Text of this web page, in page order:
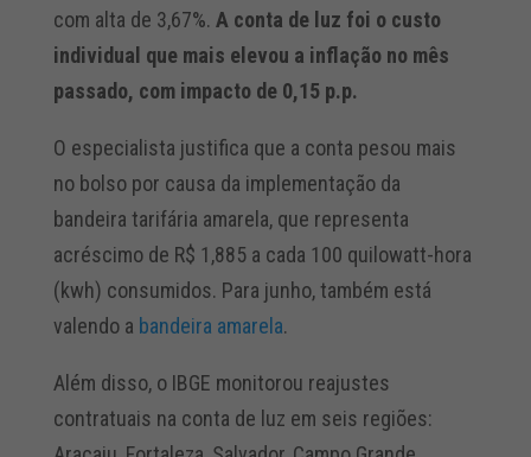
com alta de 3,67%. A conta de luz foi o custo
individual que mais elevou a inflação no mês
passado, com impacto de 0,15 p.p.
O especialista justifica que a conta pesou mais
no bolso por causa da implementação da
bandeira tarifária amarela, que representa
acréscimo de R$ 1,885 a cada 100 quilowatt-hora
(kwh) consumidos. Para junho, também está
valendo a bandeira amarela.
Além disso, o IBGE monitorou reajustes
contratuais na conta de luz em seis regiões: